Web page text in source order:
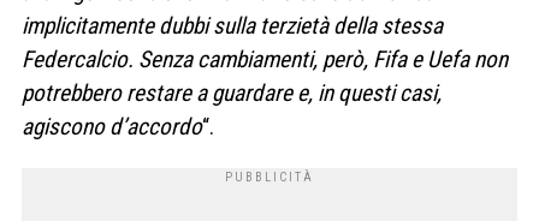
implicitamente dubbi sulla terzietà della stessa
Federcalcio. Senza cambiamenti, però, Fifa e Uefa non
potrebbero restare a guardare e, in questi casi,
agiscono d’accordo“.